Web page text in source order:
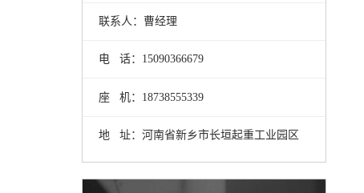
联系人：曹经理
电 话：15090366679
座 机：18738555339
地 址：河南省新乡市长垣起重工业园区